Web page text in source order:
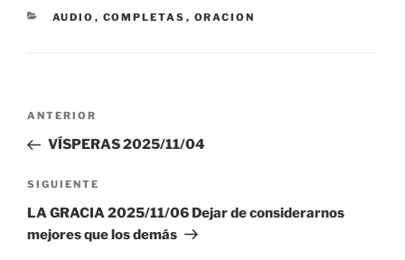
CATEGORÍAS
AUDIO , COMPLETAS , ORACION
Navegación
entradas
Entrada
anterior:
ANTERIOR
VÍSPERAS 2025/11/04
Siguiente
entrada
SIGUIENTE
LA GRACIA 2025/11/06 Dejar de considerarnos
mejores que los demás